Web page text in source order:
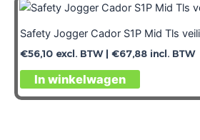
Safety Jogger Cador S1P Mid Tls
€56,10 excl. BTW | €67,88 incl. BTW
In winkelwagen